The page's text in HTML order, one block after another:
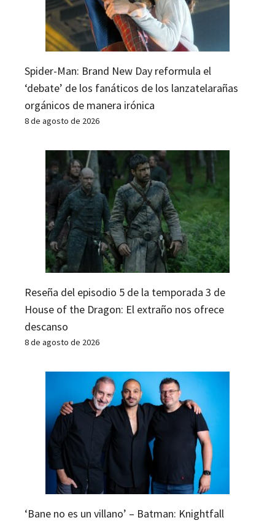
Spider-Man: Brand New Day reformula el
‘debate’ de los fanáticos de los lanzatelarañas
orgánicos de manera irónica
8 de agosto de 2026
Reseña del episodio 5 de la temporada 3 de
House of the Dragon: El extraño nos ofrece
descanso
8 de agosto de 2026
‘Bane no es un villano’ – Batman: Knightfall